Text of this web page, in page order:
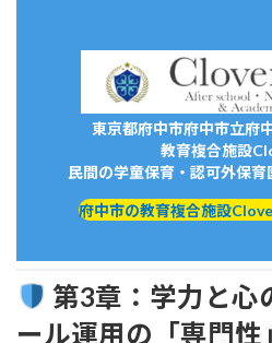
東京都府中市府中市立府
教育複合施設
民間の学童保育・認可外保
府中市の教育複合施設
第3章：学力と心
ール運用の「専門性